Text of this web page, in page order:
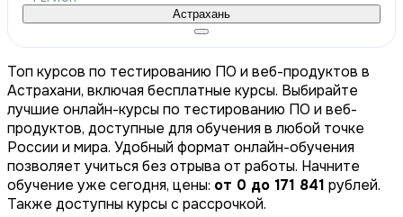
Астрахань
Топ курсов по тестированию ПО и веб-продуктов в
Астрахани, включая бесплатные курсы. Выбирайте
лучшие онлайн-курсы по тестированию ПО и веб-
продуктов, доступные для обучения в любой точке
России и мира. Удобный формат онлайн-обучения
позволяет учиться без отрыва от работы. Начните
обучение уже сегодня, цены: от 0 до 171 841 рублей.
Также доступны курсы с рассрочкой.